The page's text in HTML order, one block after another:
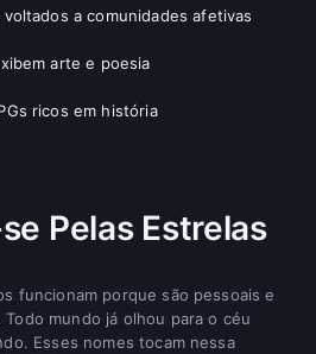
a comunidades afetivas
arte e poesia
ricos em história
Pelas Estrelas
funcionam porque são pessoais e
mundo já olhou para o céu
Esses nomes tocam nessa